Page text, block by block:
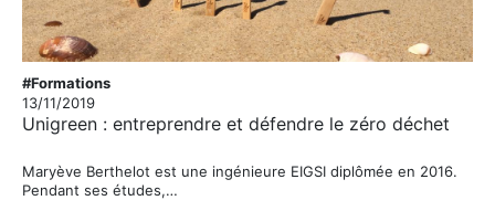
#Formations
13/11/2019
Unigreen : entreprendre et défendre le zéro déchet
Maryève Berthelot est une ingénieure EIGSI diplômée en 2016.
Pendant ses études,…